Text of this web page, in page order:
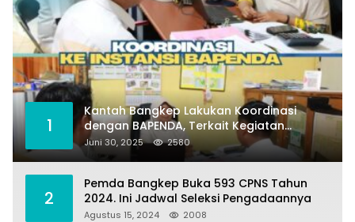
1
Kantah Bangkep Lakukan Koordinasi
dengan BAPENDA, Terkait Kegiatan
Fasilitasi Penilaian Tanah dan Ekonomi
Pertanahan
Juni 30, 2025 2580
2
Pemda Bangkep Buka 593 CPNS Tahun
2024. Ini Jadwal Seleksi Pengadaannya
Agustus 15, 2024 2008